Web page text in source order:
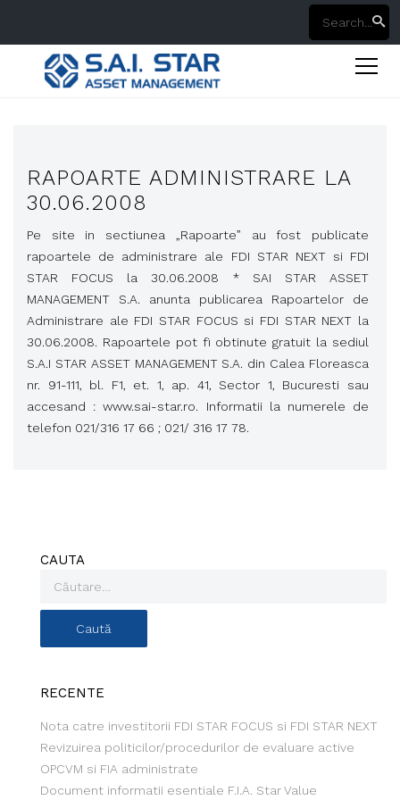
RAPOARTE ADMINISTRARE LA
30.06.2008
Pe site in sectiunea „Rapoarte” au fost publicate
rapoartele de administrare ale FDI STAR NEXT si FDI
STAR FOCUS la 30.06.2008 * SAI STAR ASSET
MANAGEMENT S.A. anunta publicarea Rapoartelor de
Administrare ale FDI STAR FOCUS si FDI STAR NEXT la
30.06.2008. Rapoartele pot fi obtinute gratuit la sediul
S.A.I STAR ASSET MANAGEMENT S.A. din Calea Floreasca
nr. 91-111, bl. F1, et. 1, ap. 41, Sector 1, Bucuresti sau
accesand : www.sai-star.ro. Informatii la numerele de
telefon 021/316 17 66 ; 021/ 316 17 78.
CAUTA
RECENTE
Nota catre investitorii FDI STAR FOCUS si FDI STAR NEXT
Revizuirea politicilor/procedurilor de evaluare active
OPCVM si FIA administrate
Document informatii esentiale F.I.A. Star Value